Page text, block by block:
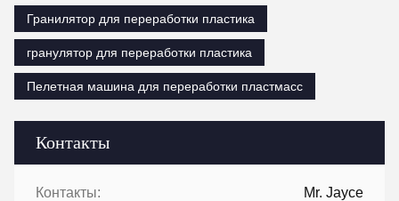
Контакты
Контакты: Mr. Jayce
Гранилятор для переработки пластика
гранулятор для переработки пластика
Пелетная машина для переработки пластмасс